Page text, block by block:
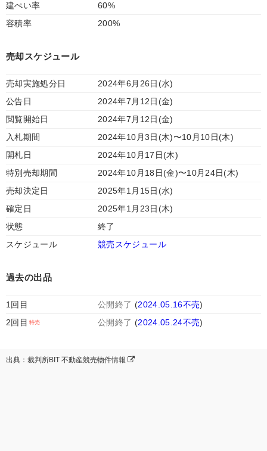
建ぺい率
60%
容積率
200%
売却スケジュール
売却実施処分日
2024年6月26日(水)
公告日
2024年7月12日(金)
閲覧開始日
2024年7月12日(金)
入札期間
2024年10月3日(木)〜10月10日(木)
開札日
2024年10月17日(木)
特別売却期間
2024年10月18日(金)〜10月24日(木)
売却決定日
2025年1月15日(水)
確定日
2025年1月23日(木)
状態
終了
スケジュール
競売スケジュール
過去の出品
1回目 公開終了 (2024.05.16不売)
2回目
公開終了 (2024.05.24不売)
出典：裁判所BIT 不動産競売物件情報